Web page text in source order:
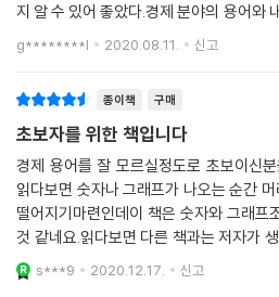
지 알 수 있어 좋았다.경제 분야의 용어와
야에 접하기 힘든 분이라면 책을 추천해
되어 있으니
g********l 2020.08.11. 신고
종이책 구매
초보자를 위한 책입니다
경제 용어를 잘 모르실정도로 초보이신
읽다보면 숫자나 그래프가 나오는 순간
떨어지기마련인데이 책은 숫자와 그래프
것 같네요.읽다보면 다른 책과는 저자가
설명법에 차이가 있을뿐 전체적인 흐름은
도 저자마다 중요하게
s***9 2020.12.17. 신고